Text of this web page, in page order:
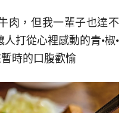
肉，但我一輩子也達不
打從心裡感動的青•椒•
時的口腹歡愉